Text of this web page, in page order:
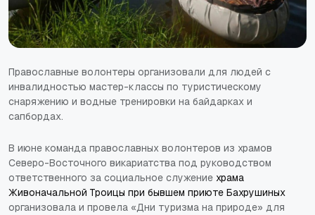
Православные волонтеры организовали для людей с
инвалидностью мастер-классы по туристическому
снаряжению и водные тренировки на байдарках и
сапбордах.
В июне команда православных волонтеров из храмов
Северо-Восточного викариатства под руководством
ответственного за социальное служение храма
Живоначальной Троицы при бывшем приюте Бахрушиных
организовала и провела «Дни туризма на природе» для